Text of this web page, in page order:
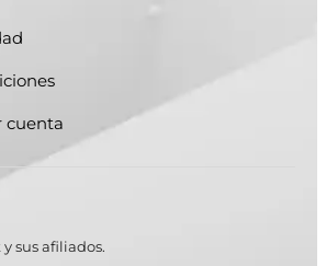
cuenta
sus afiliados.